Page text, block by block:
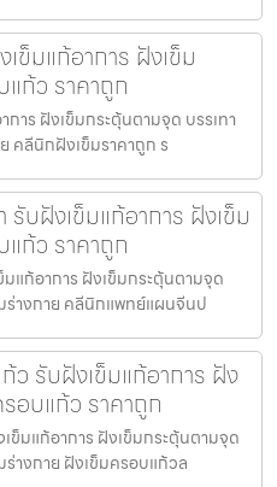
ข็มแก้อาการ ฝังเข็ม
ก้ว ราคาถูก
าร ฝังเข็มกระตุ้นตามจุด บรรเทา
คลีนิกฝังเข็มราคาถูก ร
บฝังเข็มแก้อาการ ฝังเข็ม
ก้ว ราคาถูก
แก้อาการ ฝังเข็มกระตุ้นตามจุด
ร่างกาย คลีนิกแพทย์แผนจีนป
ว รับฝังเข็มแก้อาการ ฝัง
อบแก้ว ราคาถูก
ข็มแก้อาการ ฝังเข็มกระตุ้นตามจุด
ร่างกาย ฝังเข็มครอบแก้วล